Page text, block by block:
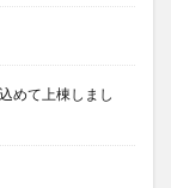
めて上棟しまし